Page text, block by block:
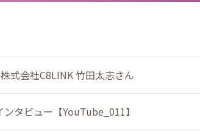
式会社C8LINK 竹田太志さん
タビュー【YouTube_011】